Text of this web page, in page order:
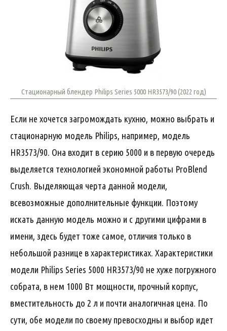
Стационарный блендер Philips Series 5000 HR3573/90 (2022 год)
Если не хочется загромождать кухню, можно выбрать и
стационарную модель Philips, например, модель
HR3573/90. Она входит в серию 5000 и в первую очередь
выделяется технологией экономной работы ProBlend
Crush. Выделяющая черта данной модели,
всевозможные дополнительные функции. Поэтому
искать данную модель можно и с другими цифрами в
имени, здесь будет тоже самое, отличия только в
небольшой разнице в характеристиках. Характеристики
модели Philips Series 5000 HR3573/90 не хуже погружного
собрата, в нем 1000 Вт мощности, прочный корпус,
вместительность до 2 л и почти аналогичная цена. По
сути, обе модели по своему превосходны и выбор идет